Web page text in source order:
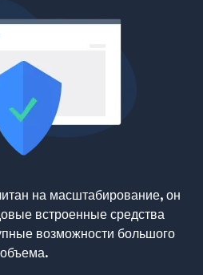
на масштабирование, он
встроенные средства
возможности большого
объема.